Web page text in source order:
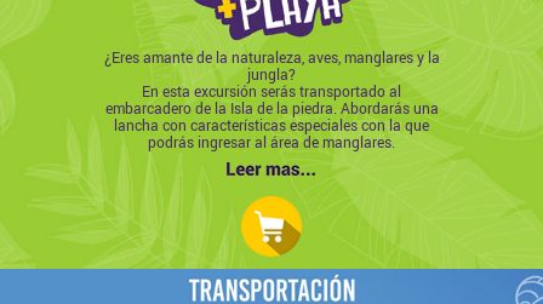
¿Eres amante de la naturaleza, aves, manglares y la
jungla?
En esta excursión serás transportado al
embarcadero de la Isla de la piedra. Abordarás una
lancha con características especiales con la que
podrás ingresar al área de manglares.